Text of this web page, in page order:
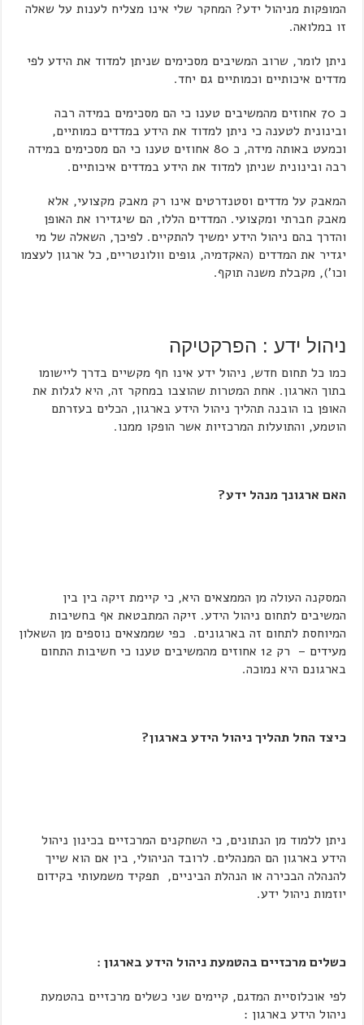
המופקות מניהול ידע? המחקר שלי אינו מצליח לענות על שאלה
זו במלואה.
ניתן לומר, שרוב המשיבים מסכימים שניתן למדוד את הידע לפי
מדדים איכותיים וכמותיים גם יחד.
כ 70 אחוזים מהמשיבים טענו כי הם מסכימים במידה רבה
ובינונית לטענה כי ניתן למדוד את הידע במדדים כמותיים,
וכמעט באותה מידה, כ 80 אחוזים טענו כי הם מסכימים במידה
רבה ובינונית שניתן למדוד את הידע במדדים איכותיים.
המאבק על מדדים וסטנדרטים אינו רק מאבק מקצועי, אלא
מאבק חברתי ומקצועי. המדדים הללו, הם שיגדירו את האופן
והדרך בהם ניהול הידע ימשיך להתקיים. לפיכך, השאלה של מי
יגדיר את המדדים (האקדמיה, גופים וולונטריים, כל ארגון לעצמו
וכו'), מקבלת משנה תוקף.
ניהול ידע : הפרקטיקה
כמו כל תחום חדש, ניהול ידע אינו חף מקשיים בדרך ליישומו
בתוך הארגון. אחת המטרות שהוצבו במחקר זה, היא לגלות את
האופן בו הובנה תהליך ניהול הידע בארגון, הכלים בעזרתם
הוטמע, והתועלות המרכזיות אשר הופקו ממנו.
האם ארגונך מנהל ידע?
המסקנה העולה מן הממצאים היא, כי קיימת זיקה בין בין
המשיבים לתחום ניהול הידע. זיקה המתבטאת אף בחשיבות
המיוחסת לתחום זה בארגונים. כפי שממצאים נוספים מן השאלון
מעידים – רק 12 אחוזים מהמשיבים טענו כי חשיבות התחום
בארגונם היא נמוכה.
כיצד החל תהליך ניהול הידע בארגון?
ניתן ללמוד מן הנתונים, כי השחקנים המרכזיים בכינון ניהול
הידע בארגון הם המנהלים. לרובד הניהולי, בין אם הוא שייך
להנהלה הבכירה או הנהלת הביניים, תפקיד משמעותי בקידום
יוזמות ניהול ידע.
כשלים מרכזיים בהטמעת ניהול הידע בארגון :
לפי אוכלוסיית המדגם, קיימים שני כשלים מרכזיים בהטמעת
ניהול הידע בארגון :